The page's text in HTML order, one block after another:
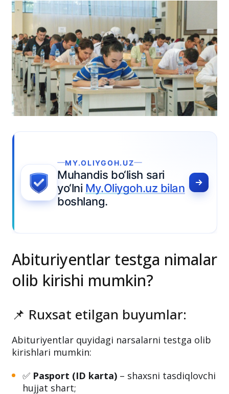
MY.OLIYGOH.UZ
bo‘lish sari
My.Oliygoh.uz bilan
olib kirishi mumkin?
📌 Ruxsat etilgan buyumlar:
Abituriyentlar quyidagi narsalarni testga olib
kirishlari mumkin: